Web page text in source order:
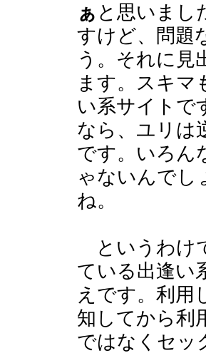
ぁ と思いまし
すけど、問題
う。それに見
ます。スキマ
い系サイトで
なら、ユリは
です。いろん
ゃないんでし
ね。
というわけ
ている出逢い
えです。利用
知してから利
ではなくセッ